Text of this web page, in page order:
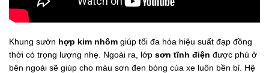
Khung sườn hợp kim nhôm giúp tối đa hóa hiệu suất đạp đồng
thời có trọng lượng nhẹ. Ngoài ra, lớp sơn tĩnh điện được phủ ở
bên ngoài sẽ giúp cho màu sơn đen bóng của xe luôn bền bỉ. Hệ